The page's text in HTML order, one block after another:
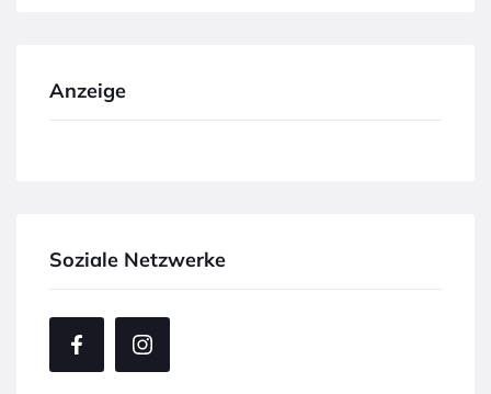
Anzeige
Soziale Netzwerke